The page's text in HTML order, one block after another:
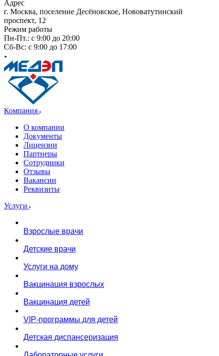
Адрес
г. Москва, поселение Десёновское, Нововатутинский
проспект, 12
Режим работы
Пн-Пт.: с 9:00 до 20:00
Cб-Вс: с 9:00 до 17:00
Компания
О компании
Документы
Лицензии
Партнеры
Сотрудники
Отзывы
Вакансии
Реквизиты
Услуги
Взрослые врачи
Детские врачи
Услуги на дому
Вакцинация взрослых
Вакцинация детей
VIP-программы для детей
Детская диспансеризация